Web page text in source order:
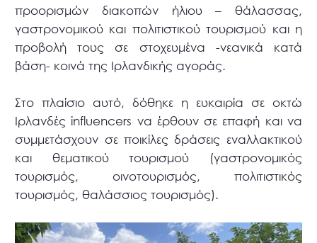
προορισμών διακοπών ήλιου – θάλασσας,
γαστρονομικού και πολιτιστικού τουρισμού και η
προβολή τους σε στοχευμένα -νεανικά κατά
βάση- κοινά της Ιρλανδικής αγοράς.
Στο πλαίσιο αυτό, δόθηκε η ευκαιρία σε οκτώ
Ιρλανδές influencers να έρθουν σε επαφή και να
συμμετάσχουν σε ποικίλες δράσεις εναλλακτικού
και θεματικού τουρισμού (γαστρονομικός
τουρισμός, οινοτουρισμός, πολιτιστικός
τουρισμός, θαλάσσιος τουρισμός).